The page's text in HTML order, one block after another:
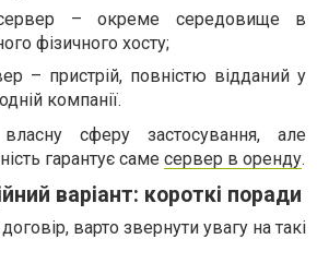
сервер – окреме середовище в
фізичного хосту;
– пристрій, повністю відданий у
компанії.
сферу застосування, але
гарантує саме сервер в оренду.
варіант: короткі поради
варто звернути увагу на такі